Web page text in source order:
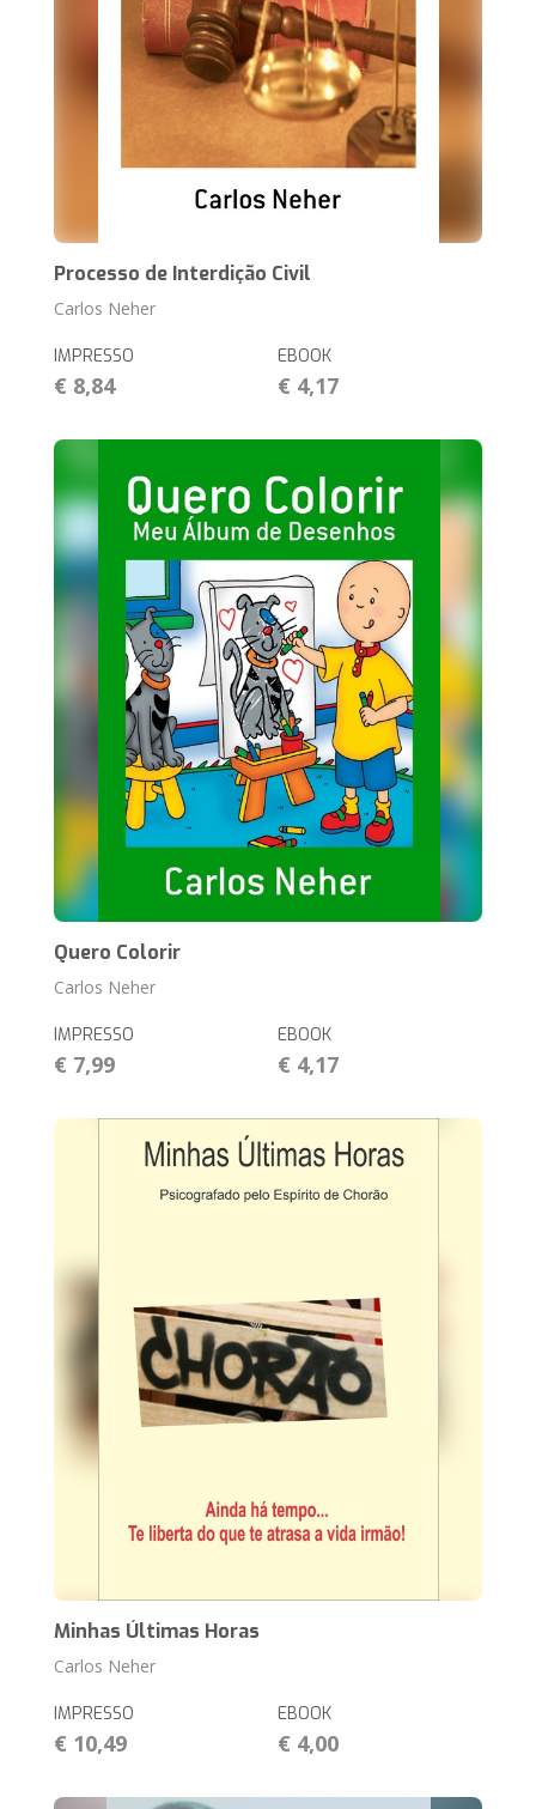
Processo de Interdição Civil
Carlos Neher
IMPRESSO
€ 8,84
EBOOK
€ 4,17
Quero Colorir
Carlos Neher
IMPRESSO
€ 7,99
EBOOK
€ 4,17
Minhas Últimas Horas
Carlos Neher
IMPRESSO
€ 10,49
EBOOK
€ 4,00